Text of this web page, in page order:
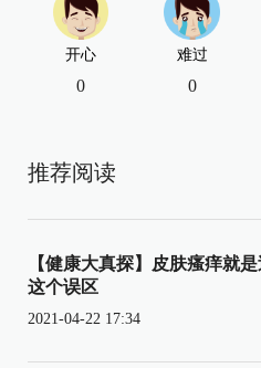
开心
0
难过
0
推荐阅读
【健康大真探】皮肤瘙痒就
这个误区
2021-04-22 17:34